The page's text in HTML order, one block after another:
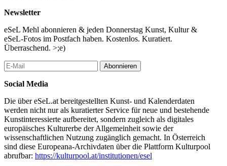
Newsletter
eSeL Mehl abonnieren & jeden Donnerstag Kunst, Kultur &
eSeL-Fotos im Postfach haben. Kostenlos. Kuratiert.
Überraschend. >;e)
Abonnieren
Social Media
Die über eSeL.at bereitgestellten Kunst- und Kalenderdaten
werden nicht nur als kuratierter Service für neue und bestehende
Kunstinteressierte aufbereitet, sondern zugleich als digitales
europäisches Kulturerbe der Allgemeinheit sowie der
wissenschaftlichen Nutzung zugänglich gemacht. In Österreich
sind diese Europeana-Archivdaten über die Plattform Kulturpool
abrufbar: https://kulturpool.at/institutionen/esel